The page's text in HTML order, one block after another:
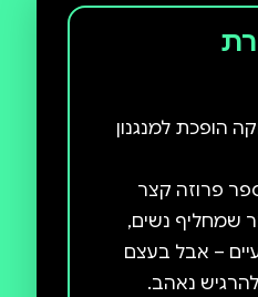
הופכת למנגנון
פרוזה קצר
שמחליף נשים,
– אבל בעצם